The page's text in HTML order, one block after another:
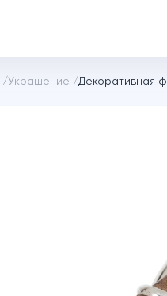
/Украшение /Декоративная